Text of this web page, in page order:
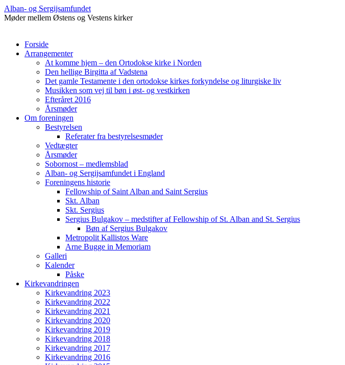
Alban- og Sergijsamfundet
Møder mellem Østens og Vestens kirker
Hop
Forside
Arrangementer
At komme hjem – den Ortodokse kirke i Norden
Den hellige Birgitta af Vadstena
Det gamle Testamente i den ortodokse kirkes forkyndelse og liturgiske liv
Musikken som vej til bøn i øst- og vestkirken
Efteråret 2016
Årsmøder
Om foreningen
Bestyrelsen
Referater fra bestyrelsesmøder
Vedtægter
Årsmøder
Sobornost – medlemsblad
Alban- og Sergijsamfundet i England
Foreningens historie
Fellowship of Saint Alban and Saint Sergius
Skt. Alban
Skt. Sergius
Sergius Bulgakov – medstifter af Fellowship of St. Alban and St. Sergius
Bøn af Sergius Bulgakov
Metropolit Kallistos Ware
Arne Bugge in Memoriam
Galleri
Kalender
Påske
Kirkevandringen
Kirkevandring 2023
Kirkevandring 2022
Kirkevandring 2021
Kirkevandring 2020
Kirkevandring 2019
Kirkevandring 2018
Kirkevandring 2017
Kirkevandring 2016